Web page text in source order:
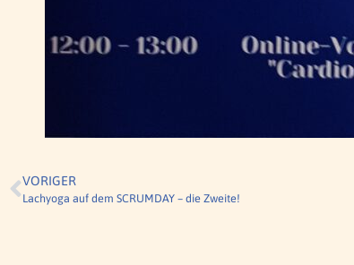
VORIGER
Lachyoga auf dem SCRUMDAY – die Zweite!